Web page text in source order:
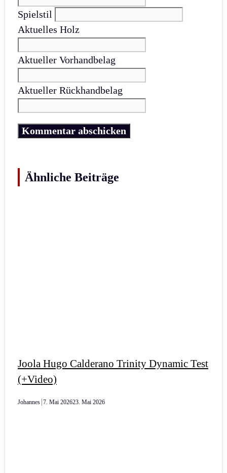
Spielstil
Aktuelles Holz
Aktueller Vorhandbelag
Aktueller Rückhandbelag
Ähnliche Beiträge
Joola Hugo Calderano Trinity Dynamic Test
(+Video)
Johannes 7. Mai 202623. Mai 2026